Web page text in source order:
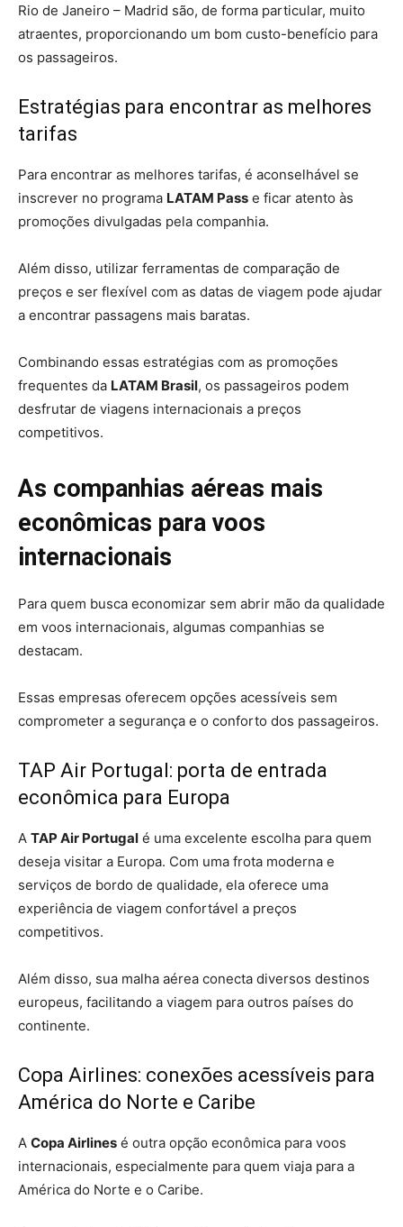
Rio de Janeiro – Madrid são, de forma particular, muito
atraentes, proporcionando um bom custo-benefício para
os passageiros.
Estratégias para encontrar as melhores
tarifas
Para encontrar as melhores tarifas, é aconselhável se
inscrever no programa LATAM Pass e ficar atento às
promoções divulgadas pela companhia.
Além disso, utilizar ferramentas de comparação de
preços e ser flexível com as datas de viagem pode ajudar
a encontrar passagens mais baratas.
Combinando essas estratégias com as promoções
frequentes da LATAM Brasil, os passageiros podem
desfrutar de viagens internacionais a preços
competitivos.
As companhias aéreas mais
econômicas para voos
internacionais
Para quem busca economizar sem abrir mão da qualidade
em voos internacionais, algumas companhias se
destacam.
Essas empresas oferecem opções acessíveis sem
comprometer a segurança e o conforto dos passageiros.
TAP Air Portugal: porta de entrada
econômica para Europa
A TAP Air Portugal é uma excelente escolha para quem
deseja visitar a Europa. Com uma frota moderna e
serviços de bordo de qualidade, ela oferece uma
experiência de viagem confortável a preços
competitivos.
Além disso, sua malha aérea conecta diversos destinos
europeus, facilitando a viagem para outros países do
continente.
Copa Airlines: conexões acessíveis para
América do Norte e Caribe
A Copa Airlines é outra opção econômica para voos
internacionais, especialmente para quem viaja para a
América do Norte e o Caribe.